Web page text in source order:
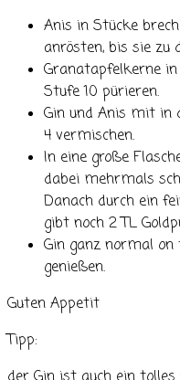
Anis in Stücke
anrösten, bis sie zu
Granatapfelkerne
Stufe 10 pürieren.
Gin und Anis mit in
4 vermischen.
In eine große
dabei mehrmals
Danach durch ein
gibt noch 2 TL
Gin ganz normal
genießen.
Guten Appetit
Tipp: